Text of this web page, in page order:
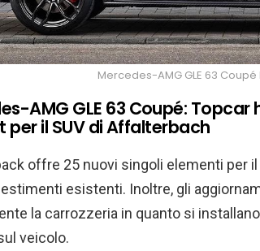
Mercedes-AMG GLE 63
AMG GLE 63 Coupé:
per il SUV di Affalterbach
offre 25 nuovi singoli elementi per il
esistenti. Inoltre, gli
la carrozzeria in quanto si
veicolo.